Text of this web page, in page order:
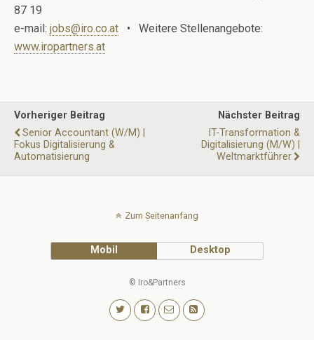
87 19
e-mail: jobs@iro.co.at • Weitere Stellenangebote:
www.iropartners.at
Vorheriger Beitrag
Senior Accountant (w/m) |
Fokus Digitalisierung &
Automatisierung
Nächster Beitrag
IT-Transformation &
Digitalisierung (m/w) |
Weltmarktführer
Zum Seitenanfang
Mobil Desktop
© Iro&Partners